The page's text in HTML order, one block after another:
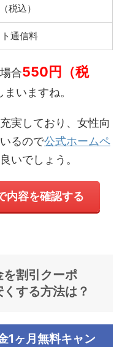
税込）
通信料
合550円（税
いますね。
実しており、女性向
るので公式ホームペ
いでしょう。
内容を確認する
を割引クーポ
する方法は？
1ヶ月無料キャン